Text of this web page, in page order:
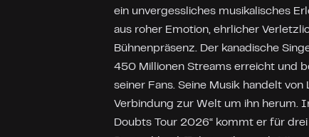
ein unvergessliches musikalisches
aus roher Emotion, ehrlicher
Bühnenpräsenz. Der kanadische
450 Millionen Streams erreicht und
seiner Fans. Seine Musik handelt
Verbindung zur Welt um ihn herum.
Doubts Tour 2026“ kommt er für